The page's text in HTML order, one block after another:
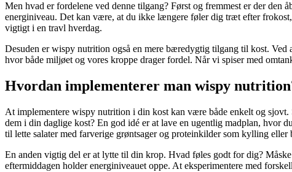
Men hvad er fordelene ved denne tilgang? Først og fremmest er der den
energiniveau. Det kan være, at du ikke længere føler dig træt efter
vigtigt i en travl hverdag.
Desuden er wispy nutrition også en mere bæredygtig tilgang til kost.
hvor både miljøet og vores kroppe drager fordel. Når vi spiser med
Hvordan implementerer man wispy
At implementere wispy nutrition i din kost kan være både enkelt og
dem i din daglige kost? En god idé er at lave en ugentlig madplan, hvor
til lette salater med farverige grøntsager og proteinkilder som kylling eller
En anden vigtig del er at lytte til din krop. Hvad føles godt for dig?
eftermiddagen holder energiniveauet oppe. At eksperimentere med